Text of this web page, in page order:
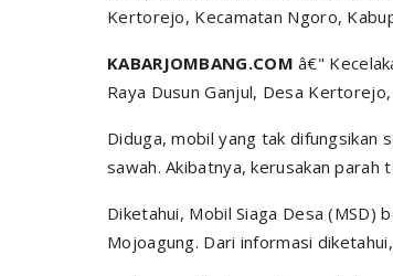
Kertorejo, Kecamatan Ngoro,
KABARJOMBANG.COM â€"
Raya Dusun Ganjul, Desa
Diduga, mobil yang tak difungsikan
sawah. Akibatnya, kerusakan parah
Diketahui, Mobil Siaga Desa (MSD)
Mojoagung. Dari informasi